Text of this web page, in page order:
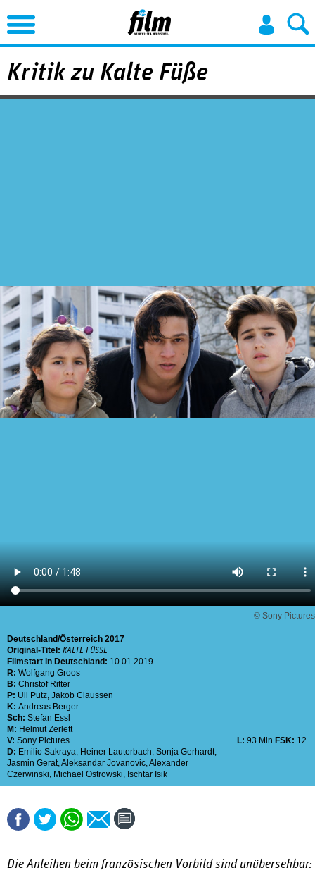
Jump to Navigation
Kritik zu Kalte Füße
© Sony Pictures
Deutschland Österreich 2017
Original-Titel: KALTE FÜSSE
Filmstart in Deutschland: 10.01.2019
R: Wolfgang Groos
B: Christof Ritter
P: Uli Putz, Jakob Claussen
K: Andreas Berger
Sch: Stefan Essl
M: Helmut Zerlett
V: Sony Pictures L: 93 Min FSK: 12
D: Emilio Sakraya, Heiner Lauterbach, Sonja Gerhardt,
Jasmin Gerat,Aleksandar Jovanovic,Alexander
Czerwinski, Michael Ostrowski, Ischtar Isik
Die Anleihen beim französischen Vorbild sind unübersehbar: